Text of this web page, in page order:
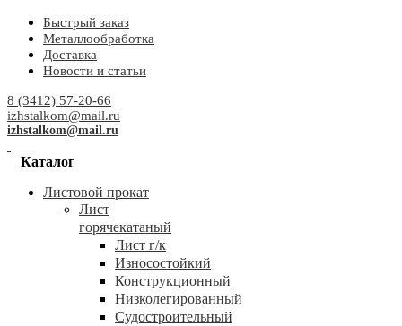
Быстрый заказ
Металлообработка
Доставка
Новости и статьи
8 (3412) 57-20-66
izhstalkom@mail.ru
izhstalkom@mail.ru
Каталог
Листовой прокат
Лист
горячекатаный
Лист г/к
Износостойкий
Конструкционный
Низколегированный
Судостроительный